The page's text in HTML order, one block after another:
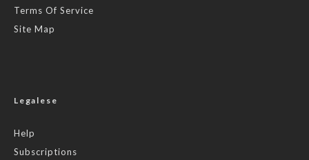
Terms Of Service
Site Map
Legalese
Help
Subscriptions